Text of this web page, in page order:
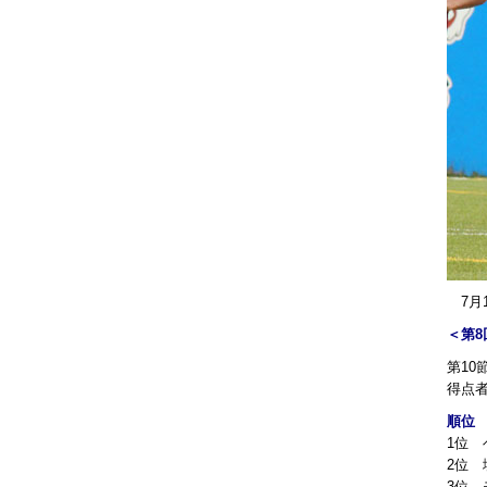
7月
＜第
第10
得点
順位
1位
2位